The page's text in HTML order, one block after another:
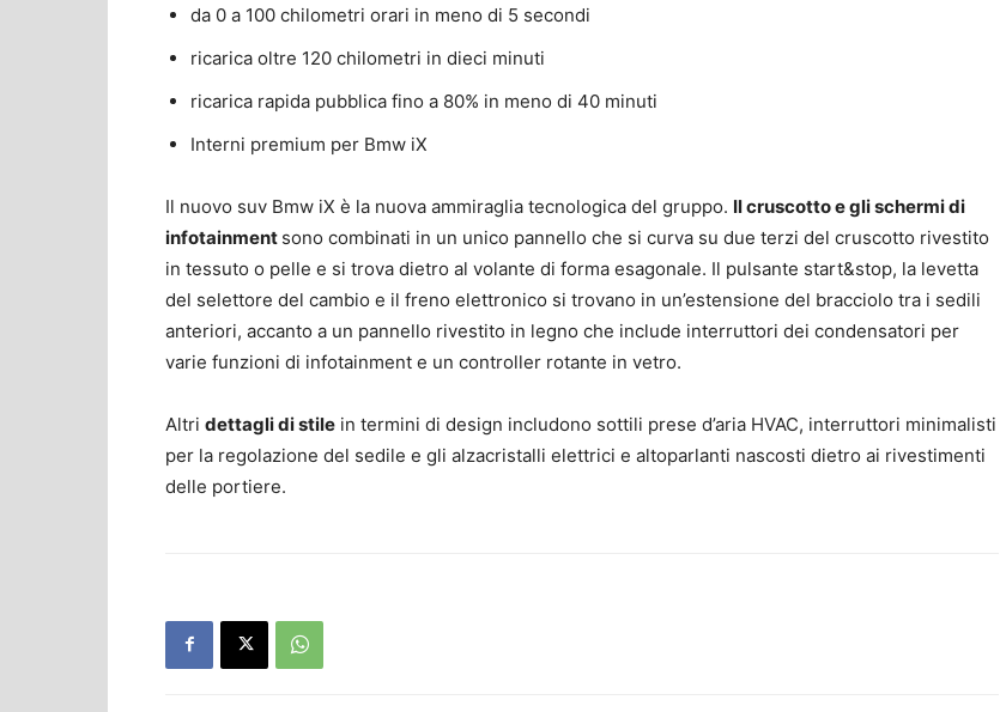
da 0 a 100 chilometri orari in meno di 5 secondi
ricarica oltre 120 chilometri in dieci minuti
ricarica rapida pubblica fino a 80% in meno di 40 minuti
Interni premium per Bmw iX
Il nuovo suv Bmw iX è la nuova ammiraglia tecnologica del gruppo. Il cruscotto e gli schermi di
infotainment sono combinati in un unico pannello che si curva su due terzi del cruscotto rivestito
in tessuto o pelle e si trova dietro al volante di forma esagonale. Il pulsante start&stop, la levetta
del selettore del cambio e il freno elettronico si trovano in un’estensione del bracciolo tra i sedili
anteriori, accanto a un pannello rivestito in legno che include interruttori dei condensatori per
varie funzioni di infotainment e un controller rotante in vetro.
Altri dettagli di stile in termini di design includono sottili prese d’aria HVAC, interruttori minimalisti
per la regolazione del sedile e gli alzacristalli elettrici e altoparlanti nascosti dietro ai rivestimenti
delle portiere.